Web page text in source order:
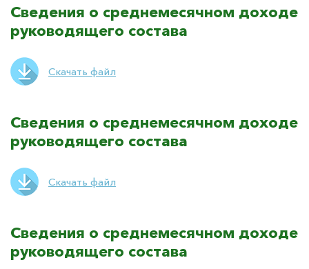
Сведения о среднемесячном доходе
руководящего состава
Скачать файл
Сведения о среднемесячном доходе
руководящего состава
Скачать файл
Сведения о среднемесячном доходе
руководящего состава